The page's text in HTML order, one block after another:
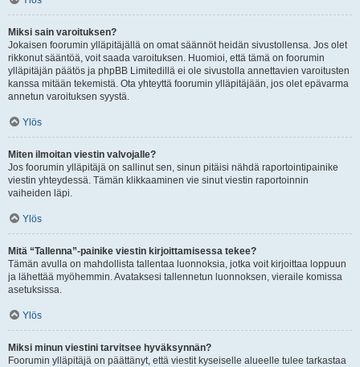
Miksi sain varoituksen?
Jokaisen foorumin ylläpitäjällä on omat säännöt heidän sivustollensa. Jos olet
rikkonut sääntöä, voit saada varoituksen. Huomioi, että tämä on foorumin
ylläpitäjän päätös ja phpBB Limitedillä ei ole sivustolla annettavien varoitusten
kanssa mitään tekemistä. Ota yhteyttä foorumin ylläpitäjään, jos olet epävarma
annetun varoituksen syystä.
Ylös
Miten ilmoitan viestin valvojalle?
Jos foorumin ylläpitäjä on sallinut sen, sinun pitäisi nähdä raportointipainike
viestin yhteydessä. Tämän klikkaaminen vie sinut viestin raportoinnin
vaiheiden läpi.
Ylös
Mitä “Tallenna”-painike viestin kirjoittamisessa tekee?
Tämän avulla on mahdollista tallentaa luonnoksia, jotka voit kirjoittaa loppuun
ja lähettää myöhemmin. Avataksesi tallennetun luonnoksen, vieraile komissa
asetuksissa.
Ylös
Miksi minun viestini tarvitsee hyväksynnän?
Foorumin ylläpitäjä on päättänyt, että viestit kyseiselle alueelle tulee tarkastaa